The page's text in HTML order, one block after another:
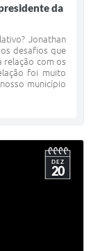
da
Jonathan
desafios que
relação com os
foi muito
município
DEZ
20